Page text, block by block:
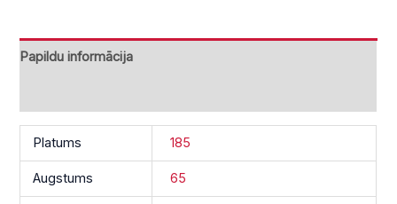
Papildu informācija
Platums 185
Augstums 65